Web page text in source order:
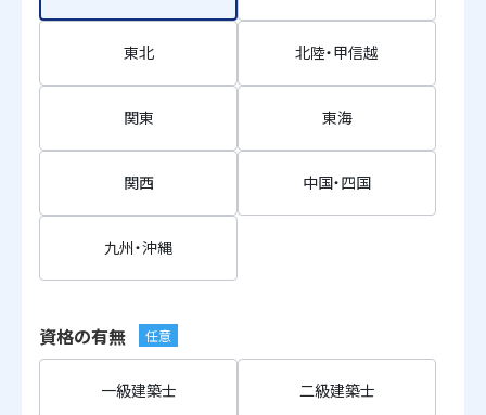
東北 北陸・甲信越
関東 東海
関西 中国・四国
九州・沖縄
資格の有無 任意
一級建築士 二級建築士